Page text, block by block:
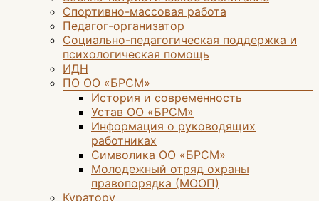
Спортивно-массовая работа
Педагог-организатор
Социально-педагогическая поддержка и
психологическая помощь
ИДН
ПО ОО «БРСМ»
История и современность
Устав ОО «БРСМ»
Информация о руководящих
работниках
Символика ОО «БРСМ»
Молодежный отряд охраны
правопорядка (МООП)
Куратору